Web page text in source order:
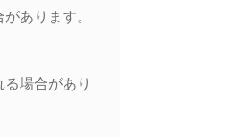
あります。
場合があり